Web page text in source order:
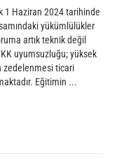
1 Haziran 2024 tarihinde
yükümlülükler
artık teknik değil
uyumsuzluğu; yüksek
zedelenmesi ticari
Eğitimin ...